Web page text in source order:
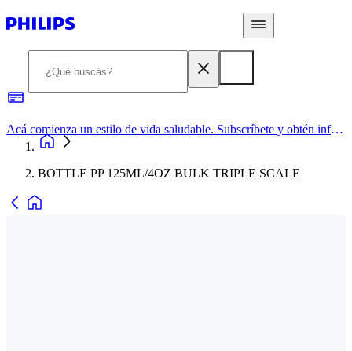
Acá comienza un estilo de vida saludable. Subscríbete y obtén información de primera mano
BOTTLE PP 125ML/4OZ BULK TRIPLE SCALE